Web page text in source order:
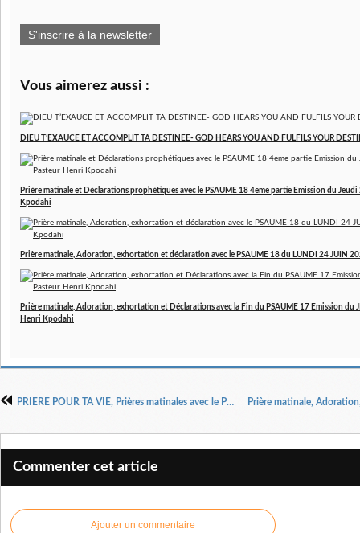
S'inscrire à la newsletter
Vous aimerez aussi :
DIEU T’EXAUCE ET ACCOMPLIT TA DESTINEE- GOD HEARS YOU AND FULFILS YOUR
Prière matinale et Déclarations prophétiques avec le PSAUME 18 4eme partie Emission du
Kpodahi
Prière matinale, Adoration, exhortation et déclaration avec le PSAUME 18 du LUNDI 24 JUIN
Prière matinale, Adoration, exhortation et Déclarations avec la Fin du PSAUME 17 Emission du
Henri Kpodahi
PRIERE POUR TA VIE, Prières matinales avec le PSAUME 16 suite Emission du MARDI 18 JUIN 2024 par le Dr Pasteur Henri Kpodahi
Commenter cet article
Ajouter un commentaire